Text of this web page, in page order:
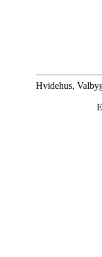
Hvidehus,